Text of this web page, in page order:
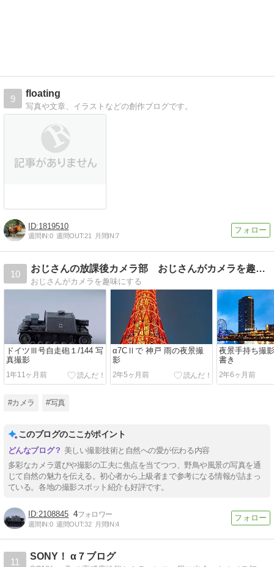
9
floating
写真や文章、イラストなどの創作ブログです。
1819510
週間IN:0 週間OUT:21 月間IN:7
10
おじさんの放課後カメラ部 おじさんがカメラを趣味にする
おじさんがカメラを趣味にする
ドイツⅢ号自走砲１/144 写
真撮影
1年11ヶ月前
α7CⅡで 神戸 雨の夜景撮
影
2年5ヶ月前
夜景手持ち撮
書き
2年6ヶ月前
#カメラ #写真
このブログのここがポイント
美しい撮影技術と自然への愛が伝わる内容
多彩なカメラ選びや撮影の工夫に焦点を当てつつ、野鳥や風景の写真を通
じて自然の魅力を伝える。初心者から上級者まで参考になる情報が詰まっ
ている。各地の撮影スポット紹介も好評です。
2108845 4
週間IN:0 週間OUT:32 月間IN:4
11
SONY！ α７ブログ